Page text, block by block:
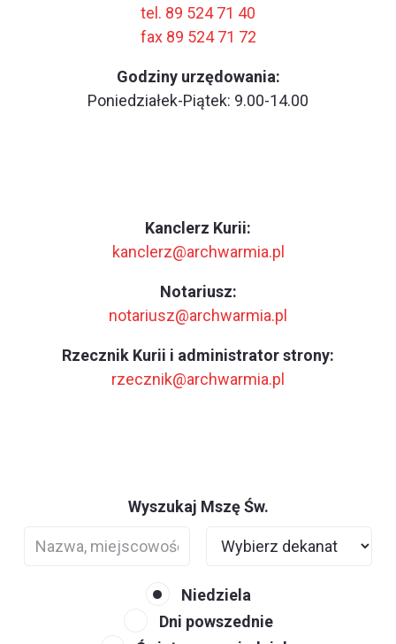
tel. 89 524 71 40
fax 89 524 71 72
Godziny urzędowania:
Poniedziałek-Piątek: 9.00-14.00
Kanclerz Kurii:
kanclerz@archwarmia.pl
Notariusz:
notariusz@archwarmia.pl
Rzecznik Kurii i administrator strony:
rzecznik@archwarmia.pl
Wyszukaj Mszę Św.
Niedziela
Dni powszednie